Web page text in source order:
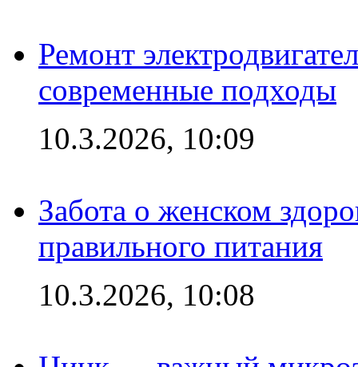
Ремонт
современные подходы
10.3.2026, 10:09
Забота о женском
правильного питания
10.3.2026, 10:08